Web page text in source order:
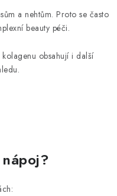
a nehtům. Proto se často
beauty péči.
obsahují i další